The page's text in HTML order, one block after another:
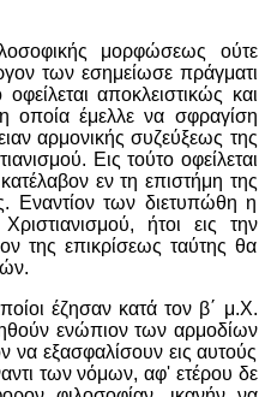
μορφώσεως ούτε
των εσημείωσε πράγματι
αποκλειστικώς και
οποία έμελλε να σφραγίση
αρμονικής συζεύξεως της
Εις τούτο οφείλεται
εν τη επιστήμη της
Εναντίον των διετυπώθη η
ήτοι εις την
της επικρίσεως ταύτης θα
έζησαν κατά τον β΄ μ.Χ.
ενώπιον των αρμοδίων
εξασφαλίσουν εις αυτούς
των νόμων, αφ' ετέρου δε